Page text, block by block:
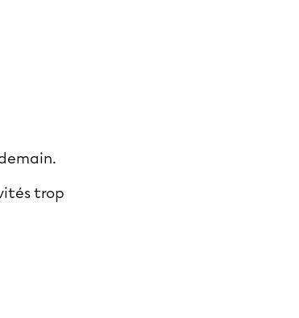
trop